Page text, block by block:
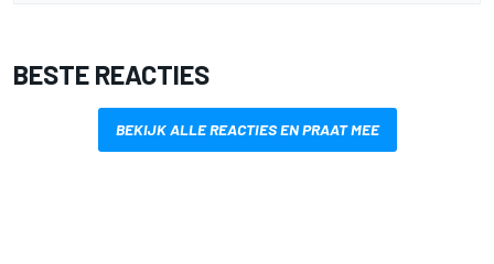
BESTE REACTIES
BEKIJK ALLE REACTIES EN PRAAT MEE